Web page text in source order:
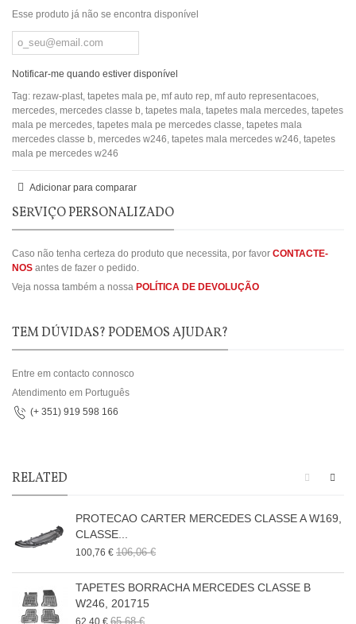
Esse produto já não se encontra disponível
Notificar-me quando estiver disponível
Tag: rezaw-plast, tapetes mala pe, mf auto rep, mf auto representacoes,
mercedes, mercedes classe b, tapetes mala, tapetes mala mercedes, tapetes
mala pe mercedes, tapetes mala pe mercedes classe, tapetes mala
mercedes classe b, mercedes w246, tapetes mala mercedes w246, tapetes
mala pe mercedes w246
Adicionar para comparar
SERVIÇO PERSONALIZADO
Caso não tenha certeza do produto que necessita, por favor CONTACTE-
NOS antes de fazer o pedido.
Veja nossa também a nossa POLÍTICA DE DEVOLUÇÃO
TEM DÚVIDAS? PODEMOS AJUDAR?
Entre em contacto connosco
Atendimento em Português
(+ 351) 919 598 166
RELATED
PROTECAO CARTER MERCEDES CLASSE A W169,
CLASSE...
100,76 € 106,06 €
TAPETES BORRACHA MERCEDES CLASSE B
W246, 201715
62,40 € 65,68 €